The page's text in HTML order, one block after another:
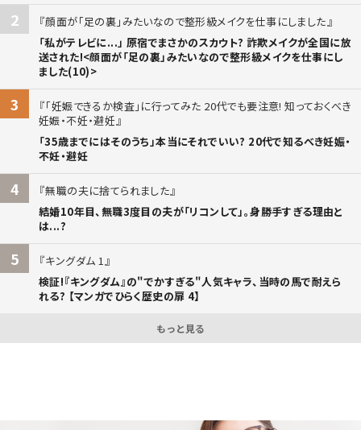
2
顔面が「足の裏」みたいなので整形級メイクを仕事にしました
「私がテレビに...」 原宿でまさかのスカウト? 詐欺メイクが全国に放
送された!<顔面が「足の裏」みたいなので整形級メイクを仕事にし
ました(10)>
3
「妊娠できるか検査」に行ってみた 20代でも要注意! 知っておくべき
妊娠・不妊・避妊
「35歳までにはそのうち」本当にそれでいい? 20代で知るべき妊娠・
不妊・避妊
4
無職の夫に捨てられました
結婚10年目、無職3度目の夫が「リコンして」。身勝手すぎる理由と
は...?
5
キングダム 1
検証!『キングダム』の"でかすぎる"人気キャラ、当時の馬で耐えら
れる? 【マンガでひらく歴史の扉 4】
もっと見る